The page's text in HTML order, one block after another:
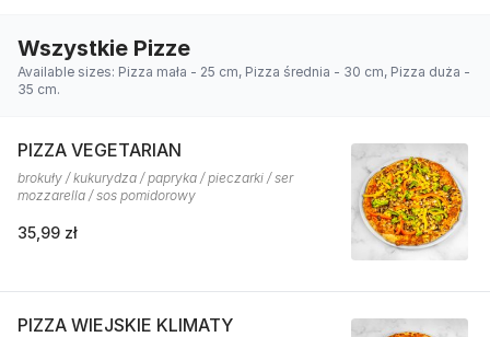
Wszystkie Pizze
Available sizes: Pizza mała - 25 cm, Pizza średnia - 30 cm, Pizza duża -
35 cm.
PIZZA VEGETARIAN
brokuły / kukurydza / papryka / pieczarki / ser
mozzarella / sos pomidorowy
35,99 zł
PIZZA WIEJSKIE KLIMATY